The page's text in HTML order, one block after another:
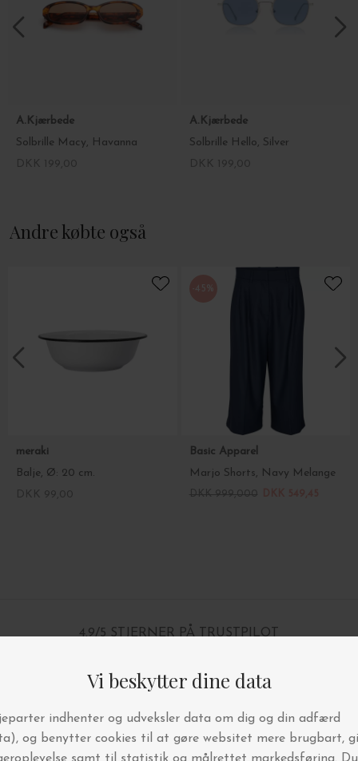
A.Kjærbede
Solbrille Macy, Havanna
A.Kjærbede
Solbrille Hello, Silver
Andre købte også
meraki
Balje, Ø: 20 cm.
-45%
Basic Apparel
Marjo Shorts, Navy Melange
4.9/5 STJERNER PÅ TRUSTPILOT